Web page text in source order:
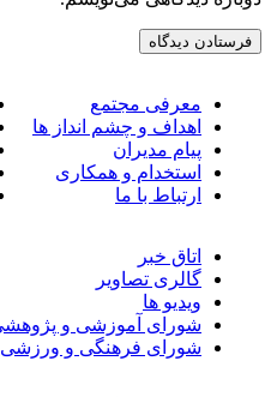
معرفی مجتمع
اهداف و چشم انداز ها
پیام مدیران
استخدام و همکاری
ارتباط با ما
اتاق خبر
گالری تصاویر
ویدیو ها
شورای آموزشی و پژوهشی
شورای فرهنگی و ورزشی